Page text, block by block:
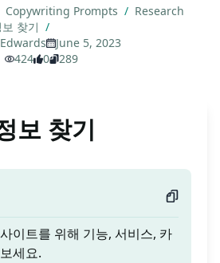
Copywriting Prompts / Research
찾기 /
June 5, 2023
424
0 289
보 찾기
이트를 위해 기능, 서비스, 카
세요.